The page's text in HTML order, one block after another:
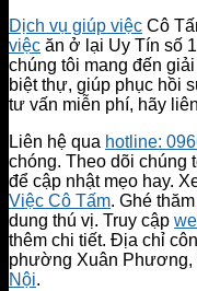
Dịch vụ giúp việc Cô
việc ăn ở lại Uy Tín số
chúng tôi mang đến
biệt thự, giúp phục hồi
tư vấn miễn phí, hãy
Liên hệ qua hotline:
chóng. Theo dõi chúng
để cập nhật mẹo hay.
Việc Cô Tấm. Ghé thăm
dung thú vị. Truy cập
thêm chi tiết. Địa chỉ
phường Xuân Phương,
Nội.